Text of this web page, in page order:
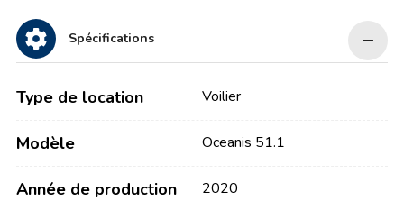
Spécifications
Type de location Voilier
Modèle Oceanis 51.1
Année de production 2020